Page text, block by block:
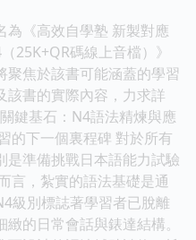
為《高效自學塾 新製對應
25K+QR碼線上音檔）》
聚焦於該書可能涵蓋的學習
該書的實際內容，力求詳
鍵基石：N4語法精煉與應
的下一個裏程碑 對於所有
是準備挑戰日本語能力試驗
言，紮實的語法基礎是通
級別標誌著學習者已脫離
的日常會話與錶達結構。